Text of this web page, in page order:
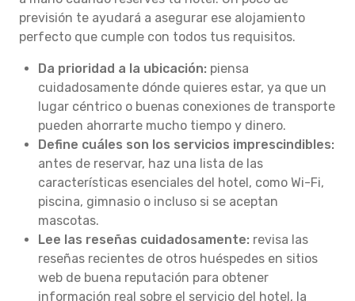
previsión te ayudará a asegurar ese alojamiento
perfecto que cumple con todos tus requisitos.
Da prioridad a la ubicación: piensa
cuidadosamente dónde quieres estar, ya que un
lugar céntrico o buenas conexiones de transporte
pueden ahorrarte mucho tiempo y dinero.
Define cuáles son los servicios imprescindibles:
antes de reservar, haz una lista de las
características esenciales del hotel, como Wi-Fi,
piscina, gimnasio o incluso si se aceptan
mascotas.
Lee las reseñas cuidadosamente: revisa las
reseñas recientes de otros huéspedes en sitios
web de buena reputación para obtener
información real sobre el servicio del hotel, la